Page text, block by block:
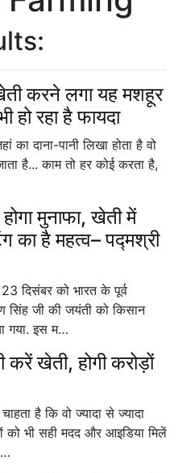
करने लगा यह मशहूर
हो रहा है फायदा
दाना-पानी लिखा होता है वो
है... काम तो हर कोई करता है,
मुनाफा, खेती में
का है महत्व– पद्मश्री
दिसंबर को भारत के पूर्व
सिंह जी की जयंती को किसान
गया. इस म…
खेती, होगी करोड़ों
है कि वो ज्यादा से ज्यादा
को भी सही मदद और आइडिया मिलें